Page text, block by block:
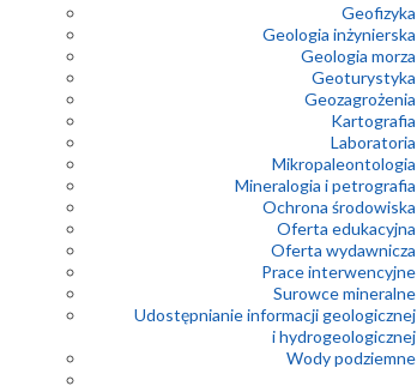
Geofizyka
Geologia inżynierska
Geologia morza
Geoturystyka
Geozagrożenia
Kartografia
Laboratoria
Mikropaleontologia
Mineralogia i petrografia
Ochrona środowiska
Oferta edukacyjna
Oferta wydawnicza
Prace interwencyjne
Surowce mineralne
Udostępnianie informacji geologicznej
i hydrogeologicznej
Wody podziemne